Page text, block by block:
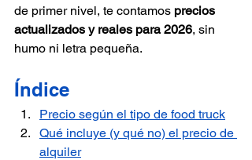
de primer nivel, te contamos precios
actualizados y reales para 2026, sin
humo ni letra pequeña.
Índice
Precio según el tipo de food truck
Qué incluye (y qué no) el precio de
alquiler